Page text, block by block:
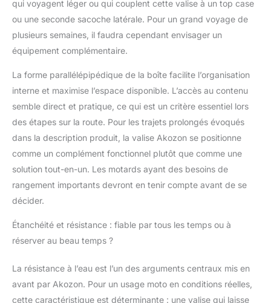
qui voyagent léger ou qui couplent cette valise à un top case
ou une seconde sacoche latérale. Pour un grand voyage de
plusieurs semaines, il faudra cependant envisager un
équipement complémentaire.
La forme parallélépipédique de la boîte facilite l’organisation
interne et maximise l’espace disponible. L’accès au contenu
semble direct et pratique, ce qui est un critère essentiel lors
des étapes sur la route. Pour les trajets prolongés évoqués
dans la description produit, la valise Akozon se positionne
comme un complément fonctionnel plutôt que comme une
solution tout-en-un. Les motards ayant des besoins de
rangement importants devront en tenir compte avant de se
décider.
Étanchéité et résistance : fiable par tous les temps ou à
réserver au beau temps ?
La résistance à l’eau est l’un des arguments centraux mis en
avant par Akozon. Pour un usage moto en conditions réelles,
cette caractéristique est déterminante : une valise qui laisse